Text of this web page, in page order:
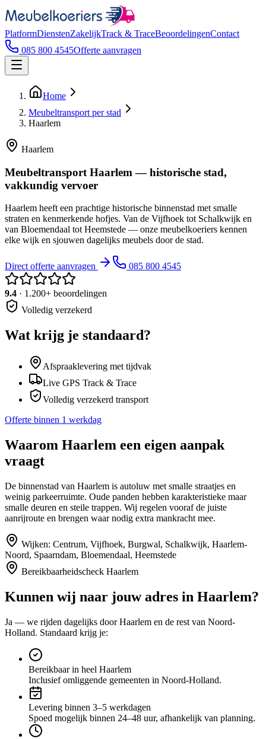
PlatformDienstenZakelijkTrack & TraceBeoordelingenContact
085 800 4545Offerte aanvragen
Home
Meubeltransport per stad
Haarlem
Haarlem
Meubeltransport Haarlem — historische stad,
vakkundig vervoer
Haarlem heeft een prachtige historische binnenstad met smalle
straten en kenmerkende hofjes. Van de Vijfhoek tot Schalkwijk en
van Bloemendaal tot Heemstede — onze meubelkoeriers kennen
elke wijk en sjouwen dagelijks meubels door de stad.
Direct offerte aanvragen 085 800 4545
9.4 · 1.200+ beoordelingen
Volledig verzekerd
Wat krijg je standaard?
Afspraaklevering met tijdvak
Live GPS Track & Trace
Volledig verzekerd transport
Offerte binnen 1 werkdag
Waarom Haarlem een eigen aanpak
vraagt
De binnenstad van Haarlem is autoluw met smalle straatjes en
weinig parkeerruimte. Oude panden hebben karakteristieke maar
smalle deuren en steile trappen. Wij regelen vooraf de juiste
aanrijroute en brengen waar nodig extra mankracht mee.
Wijken: Centrum, Vijfhoek, Burgwal, Schalkwijk, Haarlem-
Noord, Spaarndam, Bloemendaal, Heemstede
Bereikbaarheidscheck Haarlem
Kunnen wij naar jouw adres in Haarlem?
Ja — we rijden dagelijks doorHaarlem en de rest van Noord-
Holland. Standaard krijg je:
Bereikbaar in heel Haarlem
Inclusief omliggende gemeenten in Noord-Holland.
Levering binnen 3–5 werkdagen
Spoed mogelijk binnen 24–48 uur, afhankelijk van planning.